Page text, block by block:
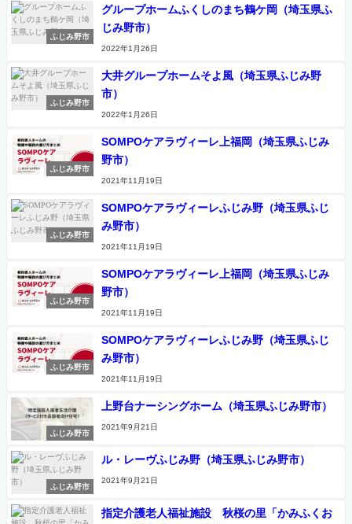
ふじみ野市
グループホームふくしのまち鶴ケ岡（埼玉県ふ
じみ野市）
2022年1月26日
ふじみ野市
大井グループホームそよ風（埼玉県ふじみ野
市）
2022年1月26日
ふじみ野市
SOMPOケアラヴィーレ上福岡（埼玉県ふじみ
野市）
2021年11月19日
ふじみ野市
SOMPOケアラヴィーレふじみ野（埼玉県ふじ
み野市）
2021年11月19日
ふじみ野市
SOMPOケアラヴィーレ上福岡（埼玉県ふじみ
野市）
2021年11月19日
ふじみ野市
SOMPOケアラヴィーレふじみ野（埼玉県ふじ
み野市）
2021年11月19日
ふじみ野市
上野台ナーシングホーム（埼玉県ふじみ野市）
2021年9月21日
ふじみ野市
ル・レーヴふじみ野（埼玉県ふじみ野市）
2021年9月21日
指定介護老人福祉施設 秋桜の里「かみふくお